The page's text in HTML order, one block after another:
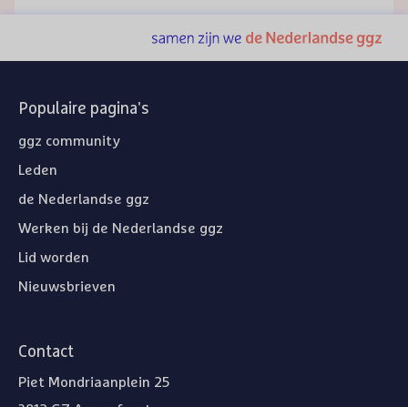
Populaire pagina's
ggz community
Leden
de Nederlandse ggz
Werken bij de Nederlandse ggz
Lid worden
Nieuwsbrieven
Contact
Piet Mondriaanplein 25